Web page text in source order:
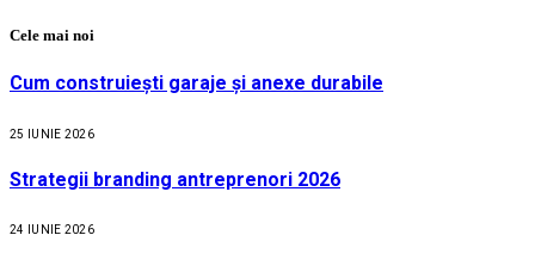
Cele mai noi
Cum construiești garaje și anexe durabile
25 IUNIE 2026
Strategii branding antreprenori 2026
24 IUNIE 2026